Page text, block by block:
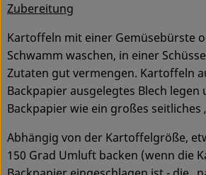
Zubereitung
Kartoffeln mit einer Gemüsebürste
Schwamm waschen, in einer
Zutaten gut vermengen. Kartoffeln
Backpapier ausgelegtes Blech legen
Backpapier wie ein großes seitliches
Abhängig von der Kartoffelgröße,
150 Grad Umluft backen (wenn die